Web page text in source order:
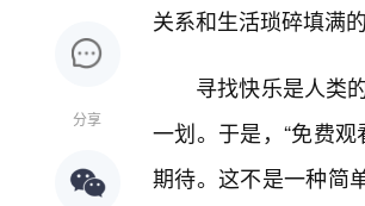
分享
关系和生活琐碎填满
寻找快乐是人类
一划。于是，“免费
期待。这不是一种简